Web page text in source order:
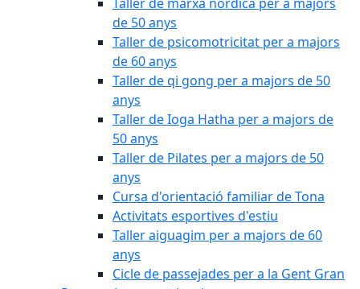
de 50 anys
Taller de psicomotricitat per a majors
de 60 anys
Taller de qi gong per a majors de 50
anys
Taller de Ioga Hatha per a majors de
50 anys
Taller de Pilates per a majors de 50
anys
Cursa d'orientació familiar de Tona
Activitats esportives d'estiu
Taller aiguagim per a majors de 60
anys
Cicle de passejades per a la Gent Gran